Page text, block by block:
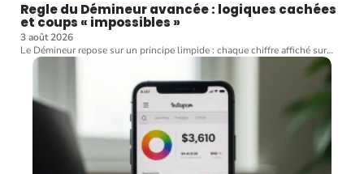
Regle du Démineur avancée : logiques cachées
et coups « impossibles »
3 août 2026
Le Démineur repose sur un principe limpide : chaque chiffre affiché sur…